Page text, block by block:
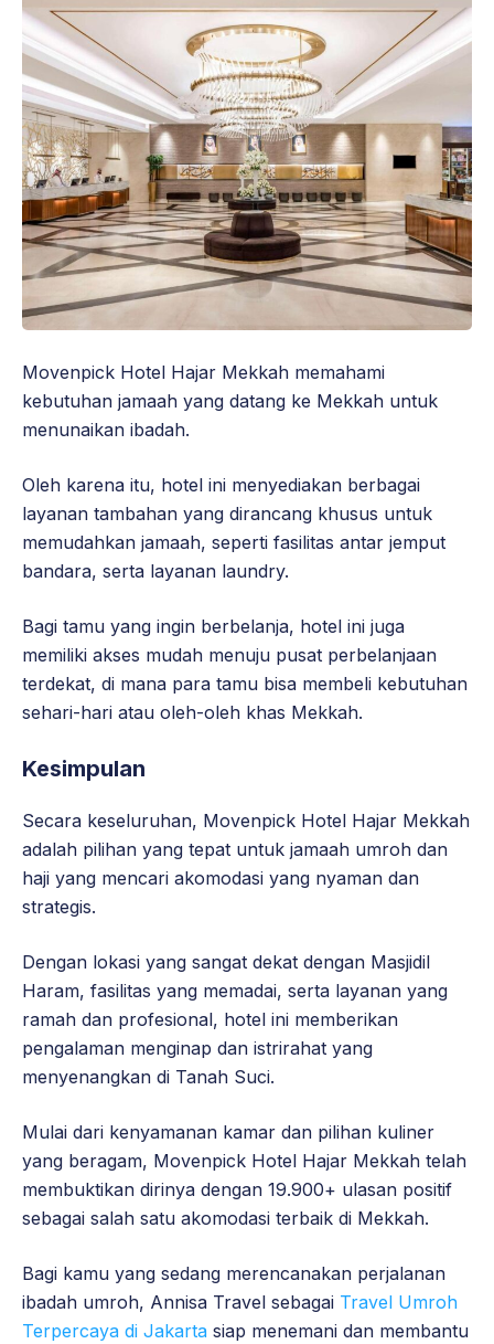
Movenpick Hotel Hajar Mekkah memahami
kebutuhan jamaah yang datang ke Mekkah untuk
menunaikan ibadah.
Oleh karena itu, hotel ini menyediakan berbagai
layanan tambahan yang dirancang khusus untuk
memudahkan jamaah, seperti fasilitas antar jemput
bandara, serta layanan laundry.
Bagi tamu yang ingin berbelanja, hotel ini juga
memiliki akses mudah menuju pusat perbelanjaan
terdekat, di mana para tamu bisa membeli kebutuhan
sehari-hari atau oleh-oleh khas Mekkah.
Kesimpulan
Secara keseluruhan, Movenpick Hotel Hajar Mekkah
adalah pilihan yang tepat untuk jamaah umroh dan
haji yang mencari akomodasi yang nyaman dan
strategis.
Dengan lokasi yang sangat dekat dengan Masjidil
Haram, fasilitas yang memadai, serta layanan yang
ramah dan profesional, hotel ini memberikan
pengalaman menginap dan istrirahat yang
menyenangkan di Tanah Suci.
Mulai dari kenyamanan kamar dan pilihan kuliner
yang beragam, Movenpick Hotel Hajar Mekkah telah
membuktikan dirinya dengan 19.900+ ulasan positif
sebagai salah satu akomodasi terbaik di Mekkah.
Bagi kamu yang sedang merencanakan perjalanan
ibadah umroh, Annisa Travel sebagai Travel Umroh
Terpercaya di Jakarta siap menemani dan membantu